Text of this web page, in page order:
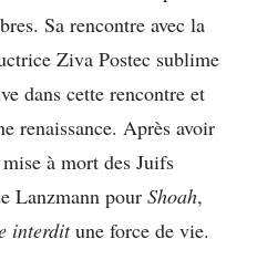
Sa rencontre avec la
Ziva Postec sublime
dans cette rencontre et
renaissance. Après avoir
à mort des Juifs
Lanzmann pour Shoah,
interditune force de vie.